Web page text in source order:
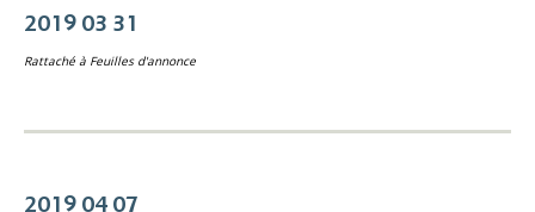
2019 03 31
Rattaché à Feuilles d'annonce
2019 04 07